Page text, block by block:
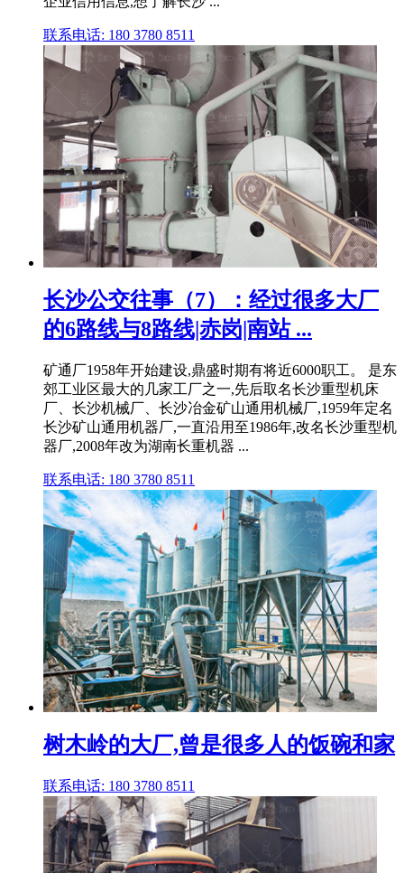
联系电话: 180 3780 8511
长沙公交往事（7）：经过很多大厂
的6路线与8路线|赤岗|南站 ...
矿通厂1958年开始建设,鼎盛时期有将近6000职工。 是东
郊工业区最大的几家工厂之一,先后取名长沙重型机床
厂、长沙机械厂、长沙冶金矿山通用机械厂,1959年定名
长沙矿山通用机器厂,一直沿用至1986年,改名长沙重型机
器厂,2008年改为湖南长重机器 ...
联系电话: 180 3780 8511
树木岭的大厂,曾是很多人的饭碗和家
联系电话: 180 3780 8511